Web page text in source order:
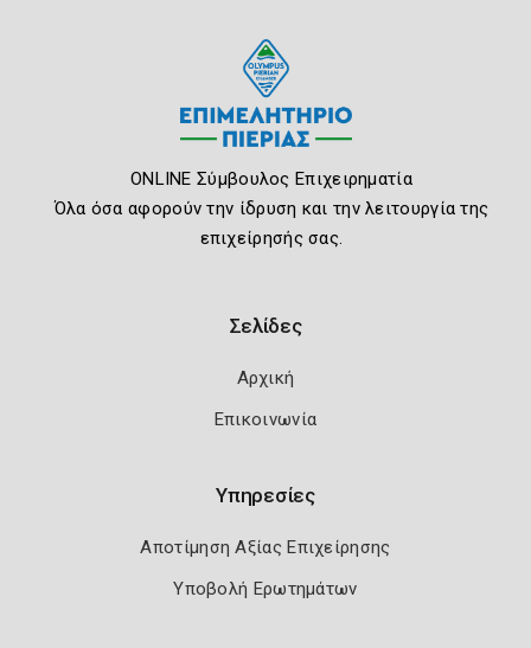
ONLINE Σύμβουλος Επιχειρηματία
Όλα όσα αφορούν την ίδρυση και την λειτουργία της
επιχείρησής σας.
Σελίδες
Αρχική
Επικοινωνία
Υπηρεσίες
Αποτίμηση Αξίας Επιχείρησης
Υποβολή Ερωτημάτων